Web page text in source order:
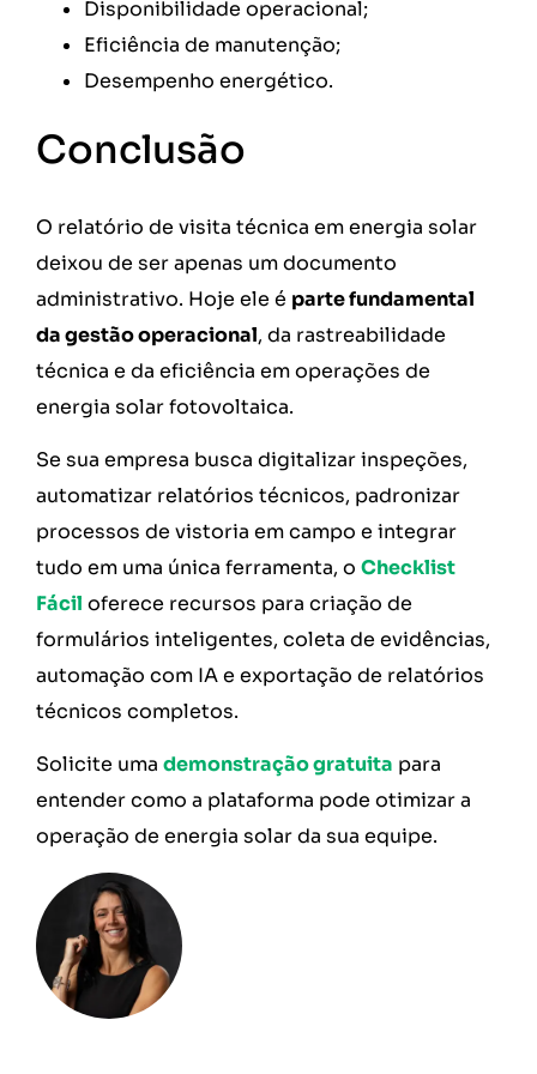
Disponibilidade operacional;
Eficiência de manutenção;
Desempenho energético.
Conclusão
O relatório de visita técnica em energia solar
deixou de ser apenas um documento
administrativo. Hoje ele é parte fundamental
da gestão operacional, da rastreabilidade
técnica e da eficiência em operações de
energia solar fotovoltaica.
Se sua empresa busca digitalizar inspeções,
automatizar relatórios técnicos, padronizar
processos de vistoria em campo e integrar
tudo em uma única ferramenta, o Checklist
Fácil oferece recursos para criação de
formulários inteligentes, coleta de evidências,
automação com IA e exportação de relatórios
técnicos completos.
Solicite uma demonstração gratuita para
entender como a plataforma pode otimizar a
operação de energia solar da sua equipe.